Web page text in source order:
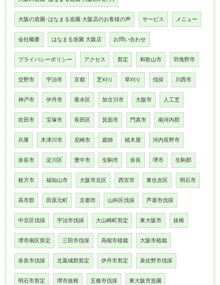
大阪の造園･はなまる造園 大阪店のお客様の声 サービス メニュー
会社概要 はなまる造園 大阪店 お問い合わせ
プライバシーポリシー アクセス 剪定 和歌山市 羽曳野市
交野市 宇治市 京都 芝刈り 草刈り 伐採 川西市
神戸市 伊丹市 垂水区 加古川市 大阪市 人工芝
吹田市 宝塚市 長田区 箕面市 門真市 南河内郡
兵庫 木津川市 尼崎市 庭師 植木屋 河内長野市
奈良市 淀川区 豊中市 生駒市 奈良 堺市 生駒郡
枚方市 福知山市 大阪市北区 西宮市 東住吉区 明石市
高市郡 田原元町 京都市 山科区伐採 芦屋市伐採
中京区伐採 宇治市伐採 大山崎町剪定 東大阪市 抜根
堺市南区剪定 三田市伐採 高槻市植栽 大阪市植栽
奈良市伐採 北葛城郡剪定 伊丹市剪定 泉佐野市伐採
明石市剪定 堺市抜根 五條市伐採 東大阪市造園